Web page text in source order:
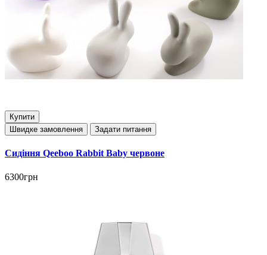
Купити
Швидке замовлення
Задати питання
Сидіння Qeeboo Rabbit Baby червоне
6300грн